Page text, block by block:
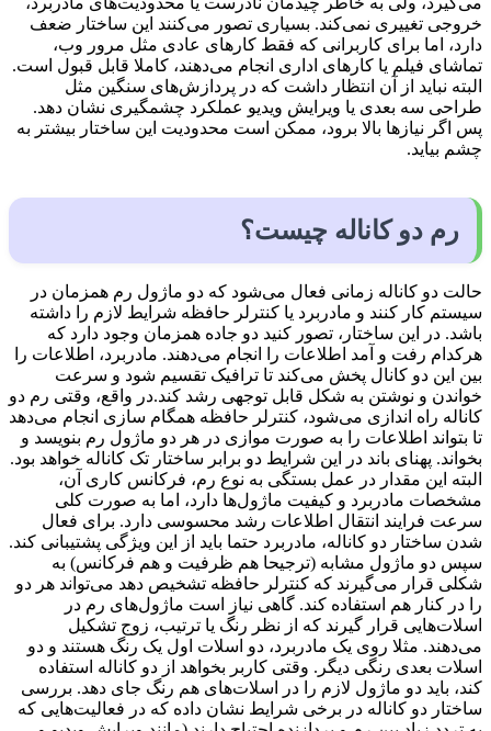
خروجی تغییری نمی‌کند. بسیاری تصور می‌کنند این ساختار ضعف
دارد، اما برای کاربرانی که فقط کارهای عادی مثل مرور وب،
تماشای فیلم یا کارهای اداری انجام می‌دهند، کاملا قابل قبول است.
البته نباید از آن انتظار داشت که در پردازش‌های سنگین مثل
طراحی سه بعدی یا ویرایش ویدیو عملکرد چشمگیری نشان دهد.
پس اگر نیازها بالا برود، ممکن است محدودیت این ساختار بیشتر به
چشم بیاید.
رم دو کاناله چیست؟
حالت دو کاناله زمانی فعال می‌شود که دو ماژول رم همزمان در
سیستم کار کنند و مادربرد یا کنترلر حافظه شرایط لازم را داشته
باشد. در این ساختار، تصور کنید دو جاده همزمان وجود دارد که
هرکدام رفت و آمد اطلاعات را انجام می‌دهند. مادربرد، اطلاعات را
بین این دو کانال پخش می‌کند تا ترافیک تقسیم شود و سرعت
خواندن و نوشتن به شکل قابل توجهی رشد کند.در واقع، وقتی رم دو
کاناله راه اندازی می‌شود، کنترلر حافظه همگام سازی انجام می‌دهد
تا بتواند اطلاعات را به صورت موازی در هر دو ماژول رم بنویسد و
بخواند. پهنای باند در این شرایط دو برابر ساختار تک کاناله خواهد بود.
البته این مقدار در عمل بستگی به نوع رم، فرکانس کاری آن،
مشخصات مادربرد و کیفیت ماژول‌ها دارد، اما به صورت کلی
سرعت فرایند انتقال اطلاعات رشد محسوسی دارد. برای فعال
شدن ساختار دو کاناله، مادربرد حتما باید از این ویژگی پشتیبانی کند.
سپس دو ماژول مشابه (ترجیحا هم ظرفیت و هم فرکانس) به
شکلی قرار می‌گیرند که کنترلر حافظه تشخیص دهد می‌تواند هر دو
را در کنار هم استفاده کند. گاهی نیاز است ماژول‌های رم در
اسلات‌هایی قرار گیرند که از نظر رنگ یا ترتیب، زوج تشکیل
می‌دهند. مثلا روی یک مادربرد، دو اسلات اول یک رنگ هستند و دو
اسلات بعدی رنگی دیگر. وقتی کاربر بخواهد از دو کاناله استفاده
کند، باید دو ماژول لازم را در اسلات‌های هم رنگ جای دهد. بررسی
ساختار دو کاناله در برخی شرایط نشان داده که در فعالیت‌هایی که